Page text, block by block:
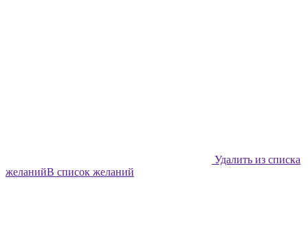
Удалить из списка
желанийВ список желаний